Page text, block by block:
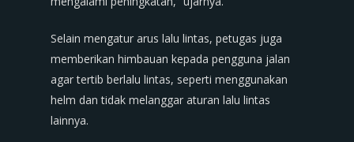
Selain mengatur arus lalu lintas, petugas juga
memberikan himbauan kepada pengguna jalan
agar tertib berlalu lintas, seperti menggunakan
helm dan tidak melanggar aturan lalu lintas
lainnya.